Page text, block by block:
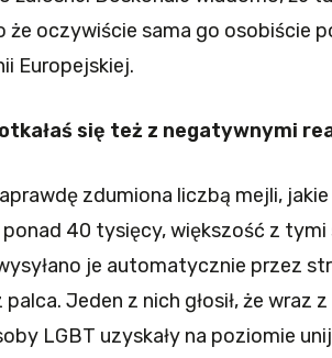
że oczywiście sama go osobiście
Europejskiej.
się też z negatywnymi
zdumiona liczbą mejli,
ponad 40 tysięcy, większość z
je automatycznie przez
Jeden z nich głosił, że wraz
LGBT uzyskały na poziomie